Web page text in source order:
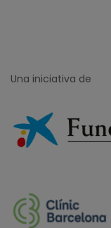
Una iniciativa de